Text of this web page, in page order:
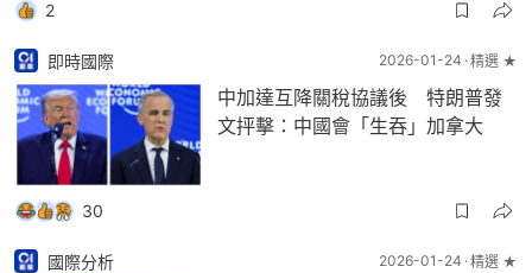
2
即時國際 2026-01-24 精選 ★
中加達互降關稅協議後 特朗普發
文抨擊：中國會「生吞」加拿大
30
國際分析 2026-01-24 精選 ★